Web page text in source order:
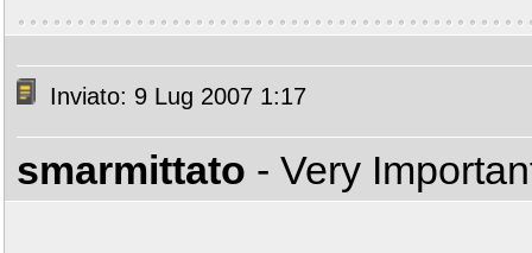
Inviato: 9 Lug 2007 1:17
smarmittato - Very